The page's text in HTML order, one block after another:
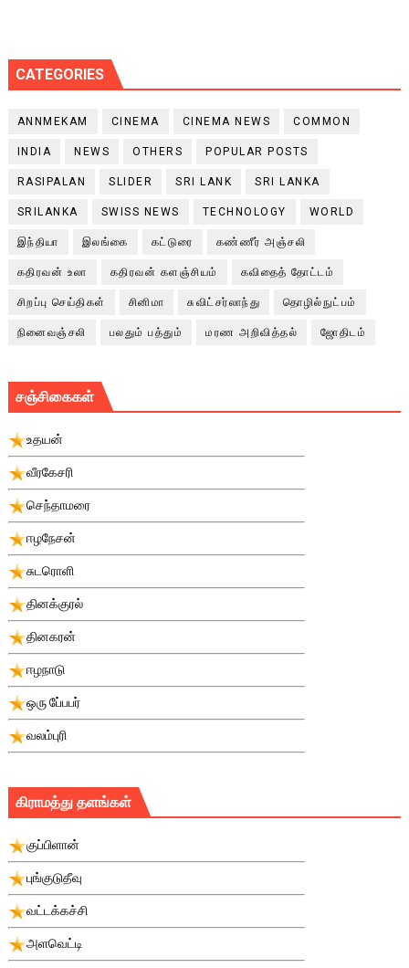
CATEGORIES
ANNMEKAM CINEMA CINEMA NEWS COMMON
INDIA NEWS OTHERS POPULAR POSTS
RASIPALAN SLIDER SRI LANK SRI LANKA
SRILANKA SWISS NEWS TECHNOLOGY WORLD
இந்தியா இலங்கை கட்டுரை கண்ணீர் அஞ்சலி
கதிரவன் உலா கதிரவன் களஞ்சியம் கவிதைத் தோட்டம்
சிறப்பு செய்திகள் சினிமா சுவிட்சர்லாந்து தொழில்நுட்பம்
நினைவஞ்சலி பலதும் பத்தும் மரண அறிவித்தல் ஜோதிடம்
சஞ்சிகைகள்
உதயன்
வீரகேசரி
செந்தாமரை
ஈழநேசன்
சுடரொளி
தினக்குரல்
தினகரன்
ஈழநாடு
ஒரு பே்பபர்
வலம்புரி
கிராமத்து தளங்கள்
குப்பிளான்
புங்குடுதீவு
வட்டக்கச்சி
அளவெட்டி